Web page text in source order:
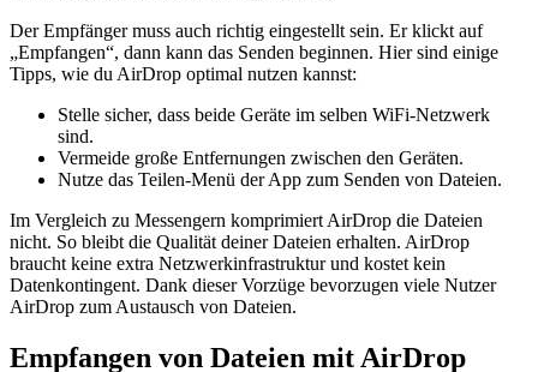
Der Empfänger muss auch richtig eingestellt sein. Er klickt auf
„Empfangen“, dann kann das Senden beginnen. Hier sind einige
Tipps, wie du AirDrop optimal nutzen kannst:
Stelle sicher, dass beide Geräte im selben WiFi-Netzwerk
sind.
Vermeide große Entfernungen zwischen den Geräten.
Nutze das Teilen-Menü der App zum Senden von Dateien.
Im Vergleich zu Messengern komprimiert AirDrop die Dateien
nicht. So bleibt die Qualität deiner Dateien erhalten. AirDrop
braucht keine extra Netzwerkinfrastruktur und kostet kein
Datenkontingent. Dank dieser Vorzüge bevorzugen viele Nutzer
AirDrop zum Austausch von Dateien.
Empfangen von Dateien mit AirDrop